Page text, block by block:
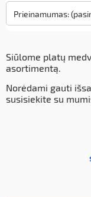
Prieinamumas:
Siūlome platų
asortimentą.
Norėdami gauti
susisiekite su